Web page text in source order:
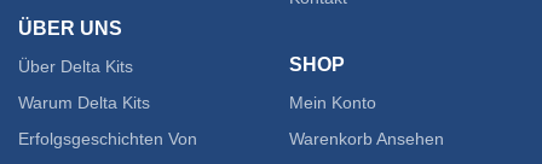
ÜBER UNS
Über Delta Kits
Warum Delta Kits
Erfolgsgeschichten Von
SHOP
Mein Konto
Warenkorb Ansehen